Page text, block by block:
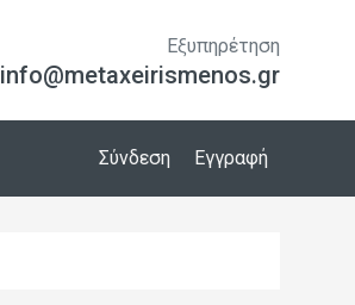
Εξυπηρέτηση
info@metaxeirismenos.gr
Σύνδεση Εγγραφή